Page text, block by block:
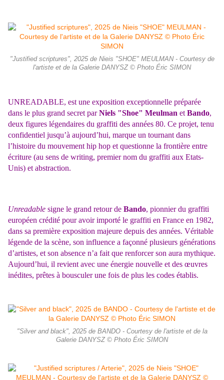
"Justified scriptures", 2025 de Nieis "SHOE" MEULMAN - Courtesy de
l'artiste et de la Galerie DANYSZ © Photo Éric SIMON
UNREADABLE, est une exposition exceptionnelle préparée
dans le plus grand secret parNiels "Shoe" Meulman et Bando,
deux figures légendaires du graffiti des années 80. Ce projet, tenu
confidentiel jusqu’à aujourd’hui, marque un tournant dans
l’histoire du mouvement hip hop et questionne la frontière entre
écriture (au sens de writing, premier nom du graffiti aux Etats-
Unis) et abstraction.
Unreadable signe le grand retour de Bando, pionnier du graffiti
européen crédité pour avoir importé le graffiti en France en 1982,
dans sa première exposition majeure depuis des années. Véritable
légende de la scène, son influence a façonné plusieurs générations
d’artistes, et son absence n’a fait que renforcer son aura mythique.
Aujourd’hui, il revient avec une énergie nouvelle et des œuvres
inédites, prêtes à bousculer une fois de plus les codes établis.
"Silver and black", 2025 de BANDO - Courtesy de l'artiste et de la
Galerie DANYSZ © Photo Éric SIMON